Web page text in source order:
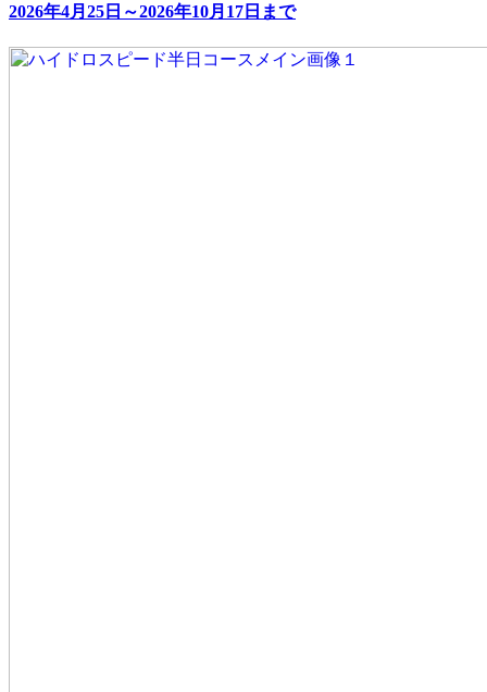
2026年4月25日～2026年10月17日まで